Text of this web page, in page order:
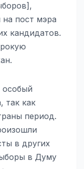
пост мэра
кандидатов.
особый
так как
период.
в других
в Думу